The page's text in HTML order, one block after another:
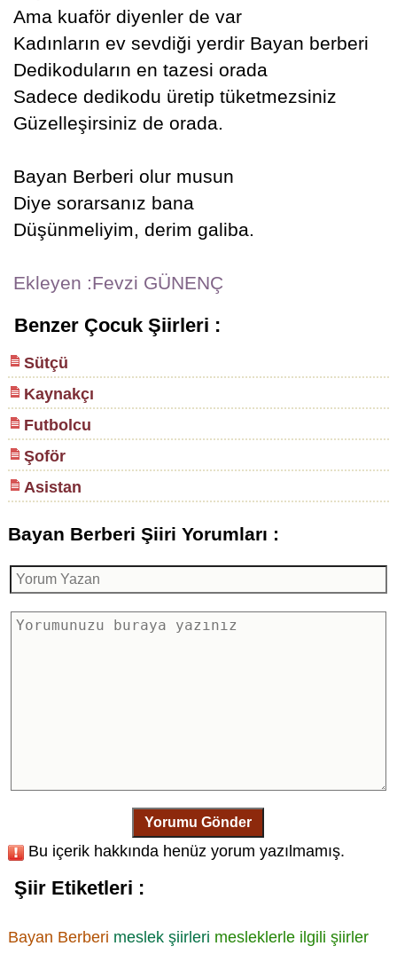
Ama kuaför diyenler de var
Kadınların ev sevdiği yerdir Bayan berberi
Dedikoduların en tazesi orada
Sadece dedikodu üretip tüketmezsiniz
Güzelleşirsiniz de orada.
Bayan Berberi olur musun
Diye sorarsanız bana
Düşünmeliyim, derim galiba.
Ekleyen :Fevzi GÜNENÇ
Benzer Çocuk Şiirleri :
Sütçü
Kaynakçı
Futbolcu
Şoför
Asistan
Bayan Berberi Şiiri Yorumları :
Yorumu Gönder
Bu içerik hakkında henüz yorum yazılmamış.
Şiir Etiketleri :
Bayan Berberi meslek şiirleri mesleklerle ilgili şiirler